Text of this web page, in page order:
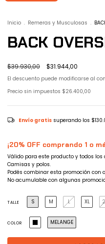
Inicio . Remeras y Musculosas .
BACK
$39.930,00 $31.944,00
El descuento puede modificarse al
Precio sin impuestos $26.400,00
Envío gratis superando los
¡20% OFF comprando 1 o
Válido para este producto y todos
Camisas y polos.
Podés combinar esta promoción
No acumulable con algunas
TALLE S M L XL
COLOR MELANGE